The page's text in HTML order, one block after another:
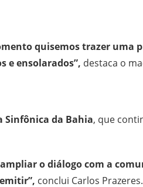
quisemos trazer
e ensolarados”, destaca o
Sinfônica da Bahia, que
o diálogo com a
conclui Carlos Prazeres.